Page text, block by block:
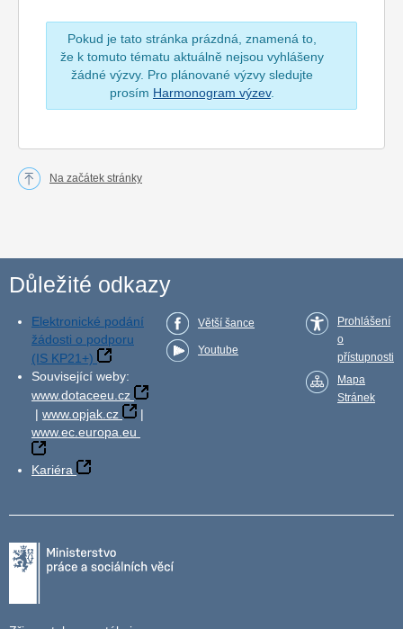
Pokud je tato stránka prázdná, znamená to,
že k tomuto tématu aktuálně nejsou vyhlášeny
žádné výzvy. Pro plánované výzvy sledujte
prosím Harmonogram výzev.
Na začátek stránky
Důležité odkazy
Elektronické podání
žádosti o podporu
(IS KP21+)
Související weby:
www.dotaceeu.cz
| www.opjak.cz
|
www.ec.europa.eu
Kariéra
Větší šance
Youtube
Prohlášení
o
přístupnosti
Mapa
Stránek